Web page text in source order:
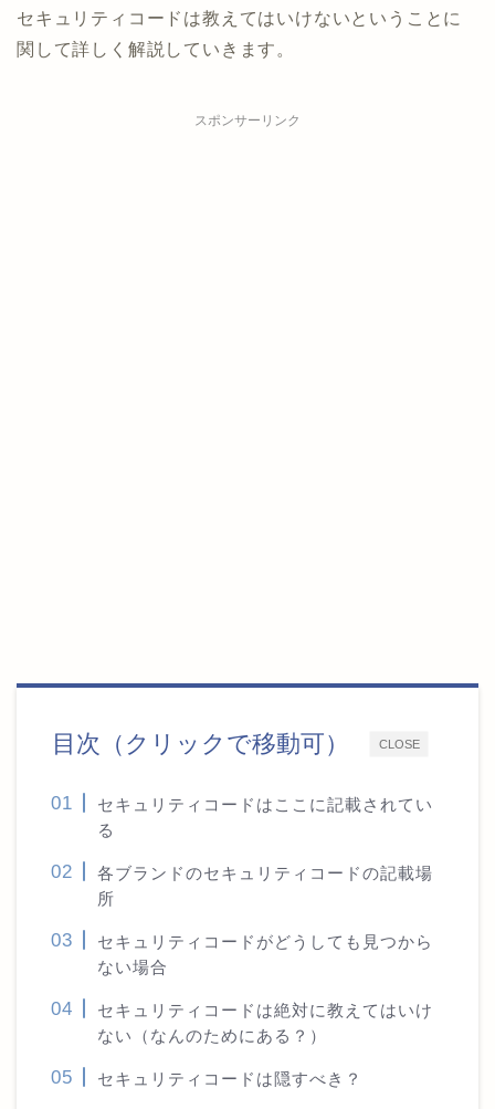
セキュリティコードは教えてはいけないということに
関して詳しく解説していきます。
スポンサーリンク
CLOSE
目次（クリックで移動可）
セキュリティコードはここに記載されてい
る
各ブランドのセキュリティコードの記載場
所
セキュリティコードがどうしても見つから
ない場合
セキュリティコードは絶対に教えてはいけ
ない（なんのためにある？）
セキュリティコードは隠すべき？